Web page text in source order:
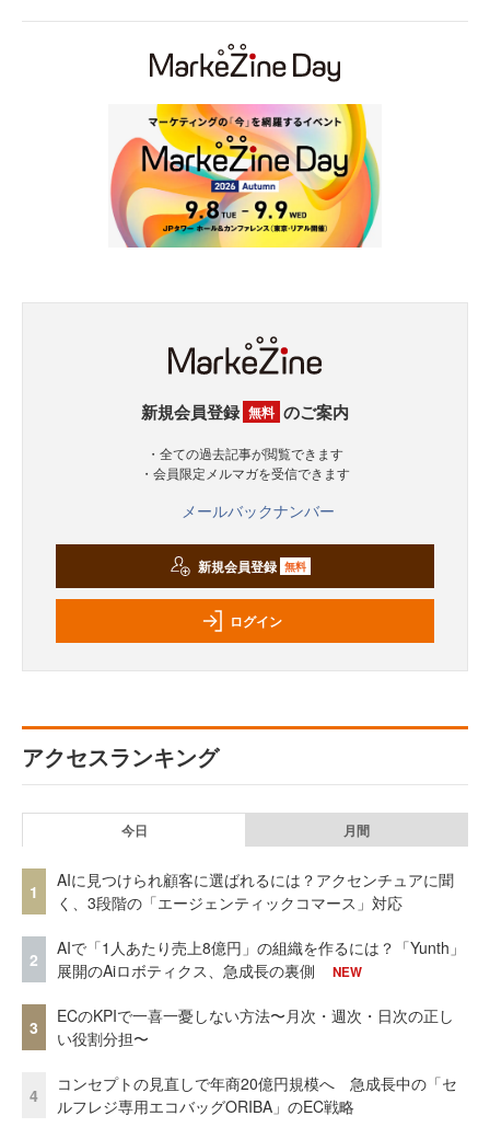
新規会員登録 無料 のご案内
・全ての過去記事が閲覧できます
・会員限定メルマガを受信できます
メールバックナンバー
新規会員登録 無料
ログイン
アクセスランキング
今日 月間
1
AIに見つけられ顧客に選ばれるには？アクセンチュアに聞
く、3段階の「エージェンティックコマース」対応
2
AIで「1人あたり売上8億円」の組織を作るには？「Yunth」
展開のAiロボティクス、急成長の裏側
NEW
3
ECのKPIで一喜一憂しない方法〜月次・週次・日次の正し
い役割分担〜
4
コンセプトの見直しで年商20億円規模へ 急成長中の「セ
ルフレジ専用エコバッグORIBA」のEC戦略